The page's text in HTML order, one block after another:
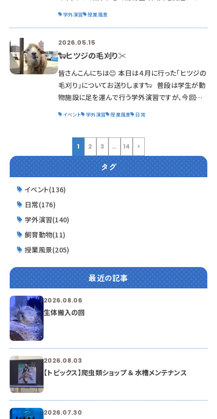
ら今回初めて来る学生も多いかもしれません。 し
かし!! 卒業して、動物のプロになったら、 色々な
手続きや講習でお世話になる施設でもあります。
動物と行政の関わり方や、その変遷を学びます。
殺処分
学外演習 授業風景
2026.05.15
🐑ヒツジの毛刈り✂
皆さんこんにちは😊 本日は４月に行った「ヒツジの
毛刈り」についてお送りします🐑 普段は学生が動
物施設に足を運んで行う学外演習ですが、今回は
る佐藤牧場さんからお借りしました。 ありがとう
ございます🙇‍♀️ この日は天気も良かったため、屋上
に集まって外で授業☀️ 毛刈りをする前にヒツジの
イベント 学外演習 授業風景 日常
1 2 3 … 14 >
タグ
イベント(136)
日常(176)
学外演習(140)
飼育動物(11)
授業風景(205)
最近の記事
2026.08.06
生体搬入の回
2026.08.03
【トピックス】爬虫類ショップ ＆ 水槽メンテナンス
2026.07.30